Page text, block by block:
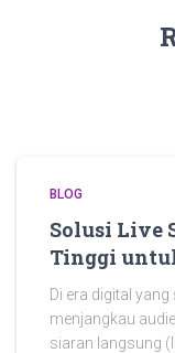
BLOG
Solusi Live
Tinggi
Di era digital
menjangkau
siaran langsung